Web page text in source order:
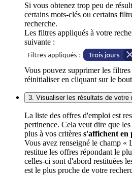
Si vous obtenez trop peu de
certains mots-clés ou certains
recherche.
Les filtres appliqués à votre
suivante :
Vous pouvez supprimer les
réinitialiser en cliquant sur le
3. Visualiser les résultats de votre
La liste des offres d'emploi est
pertinence. Cela veut dire que
plus à vos critères s'affichent en
Vous avez renseigné le champ «
restitue les offres répondant le
celles-ci sont d'abord restituées
est le plus proche de votre